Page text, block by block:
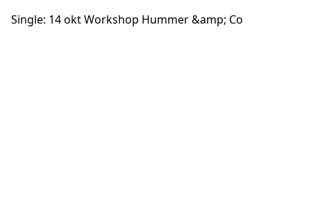
Single: 14 okt Workshop Hummer &amp; Co